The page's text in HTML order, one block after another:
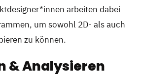
arbeiten dabei
um sowohl 2D- als auch
zu können.
& Analysieren